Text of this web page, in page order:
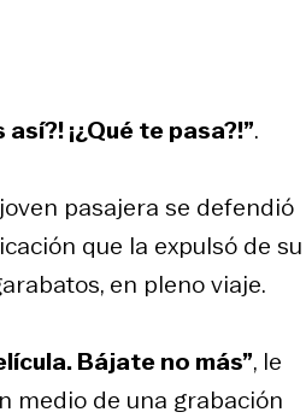
¡¿Qué te pasa?!”.
pasajera se defendió
que la expulsó de su
en pleno viaje.
Bájate no más”, le
medio de una grabación